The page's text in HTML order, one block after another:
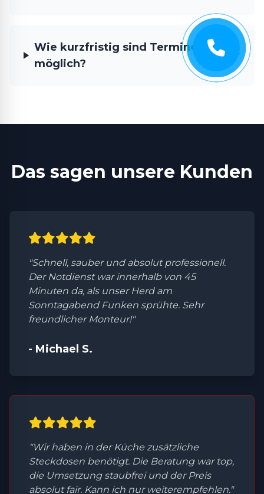
Wie kurzfristig sind Termine
möglich?
Das sagen unsere Kunden
"Schnell, sauber und absolut professionell.
Der Notdienst war innerhalb von 45
Minuten da, als unser Herd am
Sonntagabend Funken sprühte. Sehr
freundlicher Monteur!"
- Michael S.
"Wir haben in der Küche zusätzliche
Steckdosen benötigt. Die Beratung war top,
die Umsetzung staubfrei und der Preis
absolut fair. Kann ich nur weiterempfehlen."